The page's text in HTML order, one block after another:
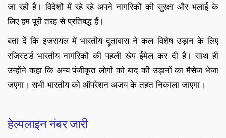
जा रही है। विदेशों में रहे रहे अपने नागरिकों की सुरक्षा और भलाई के
लिए हम पूरी तरह से प्रतिबद्ध हैं।
बता दें कि इजरायल में भारतीय दूतावास ने कल विशेष उड़ान के लिए
रजिस्टर्ड भारतीय नागरिकों की पहली खेप ईमेल कर दी है। साथ ही
उन्होंने कहा कि अन्य पंजीकृत लोगों को बाद की उड़ानों का मैसेज भेजा
जएगा। सभी भारतीय को ऑपरेशन अजय के तहत निकाला जाएगा।
हेल्पलाइन नंबर जारी